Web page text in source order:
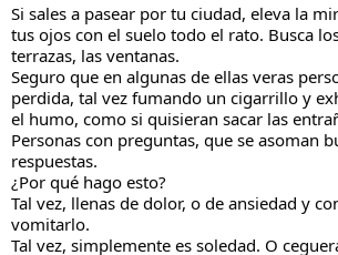
Si sales a pasear por tu ciudad, eleva la
tus ojos con el suelo todo el rato. Busca
terrazas, las ventanas.
Seguro que en algunas de ellas veras
perdida, tal vez fumando un cigarrillo y
el humo, como si quisieran sacar las
Personas con preguntas, que se asoman
respuestas.
¿Por qué hago esto?
Tal vez, llenas de dolor, o de ansiedad y
vomitarlo.
Tal vez, simplemente es soledad. O